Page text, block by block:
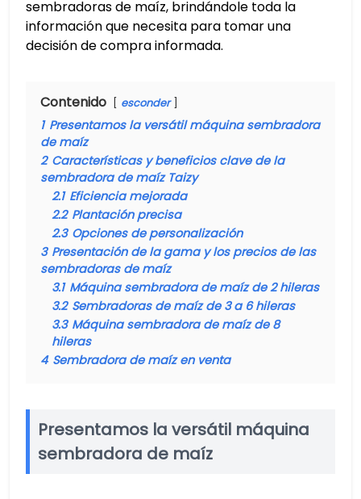
sembradoras de maíz, brindándole toda la
información que necesita para tomar una
decisión de compra informada.
Contenido esconder
1 Presentamos la versátil máquina sembradora
de maíz
2 Características y beneficios clave de la
sembradora de maíz Taizy
2.1 Eficiencia mejorada
2.2 Plantación precisa
2.3 Opciones de personalización
3 Presentación de la gama y los precios de las
sembradoras de maíz
3.1 Máquina sembradora de maíz de 2 hileras
3.2 Sembradoras de maíz de 3 a 6 hileras
3.3 Máquina sembradora de maíz de 8
hileras
4 Sembradora de maíz en venta
Presentamos la versátil máquina
sembradora de maíz